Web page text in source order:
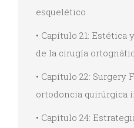
esquelético
• Capítulo 21: Estética
de la cirugía
• Capítulo 22: Surgery
ortodoncia quirúrgica
• Capítulo 24: